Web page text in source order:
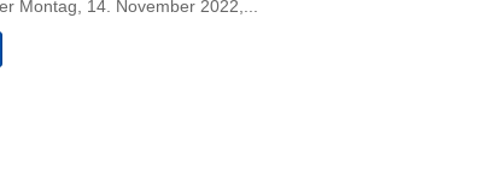
Montag, 14. November 2022,...